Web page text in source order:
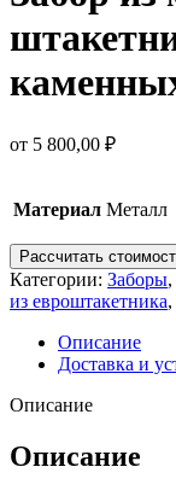
от 5 800,00 ₽
Материал Металл
Рассчитать
Категории: Заборы,
из евроштакетника,
Описание
Доставка и
Описание
Описание